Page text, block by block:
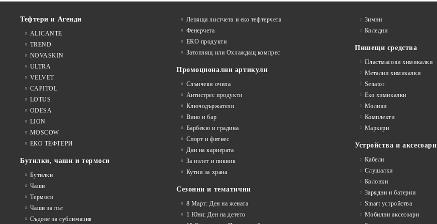
Тефтери и Агенди
ALICANTE
TREND
NOVASKIN
ULTRA
VELVET
CAPITOL
LOTUS
ODESA
LION
MOSCOW
ЕКО ТЕФТЕРИ
Бутилки, чаши и термоси
Бутилки
Чаши
Термоси
Чаши за път
Съдове за сублимация
Лепящи листчета и еко тефтeрчета
Фенерчета
ЕКО продукти
Затоплящ или Охлаждащ компрес
Промоционални артикули
Слънчеви очила
Антистрес продукти
Ключодържатели
Вино и бар
Барбекю и градина
Спорт и фитнес
Дни на кариерата
За излет и пикник
Кутии за храна
Сезонни и тематични
8 Март: Ден на жената
1 Юни: Ден на детето
Зимни
Коледни
Пишещи средства
Пластмасови химикалки
Метални химикалки
Senator
Еко химикалки
Моливи
Комплекти
Маркери
Устройства и аксесоари
Кабели
Слушалки
Колонки
Зарядни и батерии
Smart устройства
Мобилни аксесоари